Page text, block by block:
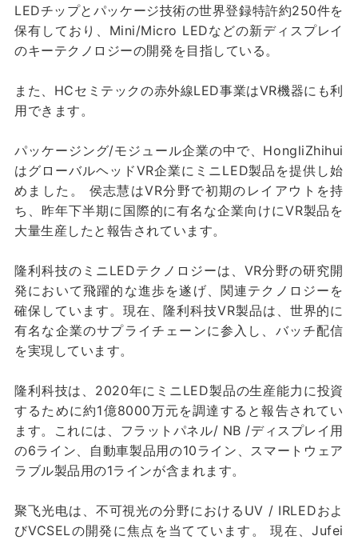
LEDチップとパッケージ技術の世界登録特許約250件を
保有しており、Mini/Micro LEDなどの新ディスプレイ
のキーテクノロジーの開発を目指している。
また、HCセミテックの赤外線LED事業はVR機器にも利
用できます。
パッケージング/モジュール企業の中で、HongliZhihui
はグローバルヘッドVR企業にミニLED製品を提供し始
めました。 侯志慧はVR分野で初期のレイアウトを持
ち、昨年下半期に国際的に有名な企業向けにVR製品を
大量生産したと報告されています。
隆利科技のミニLEDテクノロジーは、VR分野の研究開
発において飛躍的な進歩を遂げ、関連テクノロジーを
確保しています。現在、隆利科技VR製品は、世界的に
有名な企業のサプライチェーンに参入し、バッチ配信
を実現しています。
隆利科技は、2020年にミニLED製品の生産能力に投資
するために約1億8000万元を調達すると報告されてい
ます。これには、フラットパネル/ NB /ディスプレイ用
の6ライン、自動車製品用の10ライン、スマートウェア
ラブル製品用の1ラインが含まれます。
聚飞光电は、不可視光の分野におけるUV / IRLEDおよ
びVCSELの開発に焦点を当てています。 現在、Jufei